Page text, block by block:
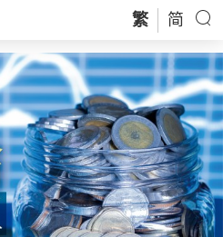
繁 简